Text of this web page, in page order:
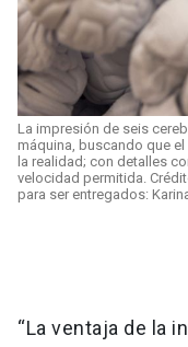
La impresión de seis
máquina, buscando que
la realidad; con detalles
velocidad permitida.
para ser entregados:
“La ventaja de la